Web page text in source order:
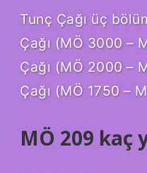
Tunç Çağı üç
Çağı (MÖ 3000 –
Çağı (MÖ 2000 –
Çağı (MÖ 1750 –
MÖ 209 kaç